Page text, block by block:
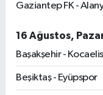
Gaziantep FK -
16 Ağustos,
Başakşehir -
Beşiktaş - Eyüpspor